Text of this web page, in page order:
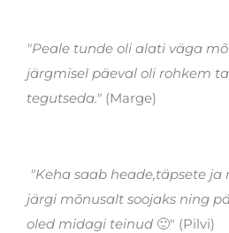
"Peale tunde oli alati väga
järgmisel päeval oli rohkem
tegutseda." (Marge)
"Keha saab heade,täpsete
järgi mõnusalt soojaks ning
oled midagi teinud 🙂" (Pilvi)